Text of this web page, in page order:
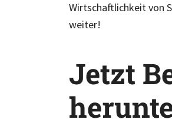
Wirtschaftlichkeit von
weiter!
Jetzt